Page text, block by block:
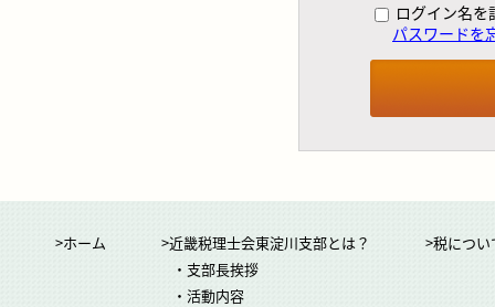
ログイン名を
パスワードを
>ホーム
>近畿税理士会東淀川支部とは？
・支部長挨拶
・活動内容
>税につ